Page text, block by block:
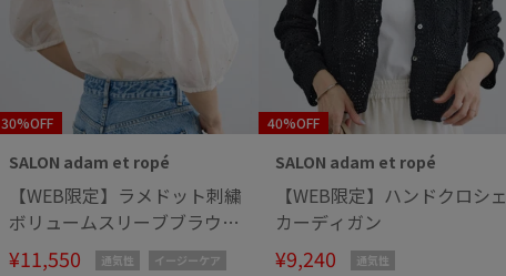
30%OFF
SALON adam et ropé
【WEB限定】ラメドット刺繍
ボリュームスリーブブラウス
/ イージーケア
¥11,550 通気性 イージーケア
40%OFF
SALON adam et ropé
【WEB限定】ハンドクロシェ
カーディガン
¥9,240 通気性